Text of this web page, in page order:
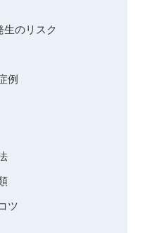
生のリスク
例
ツ